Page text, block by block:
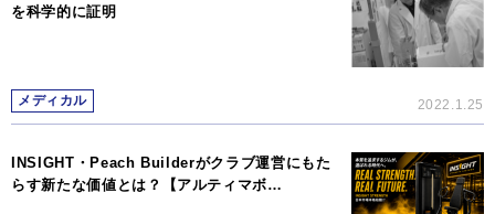
を科学的に証明
メディカル 2022.1.25
INSIGHT・Peach Builderがクラブ運営にもた
らす新たな価値とは？【アルティマボ…